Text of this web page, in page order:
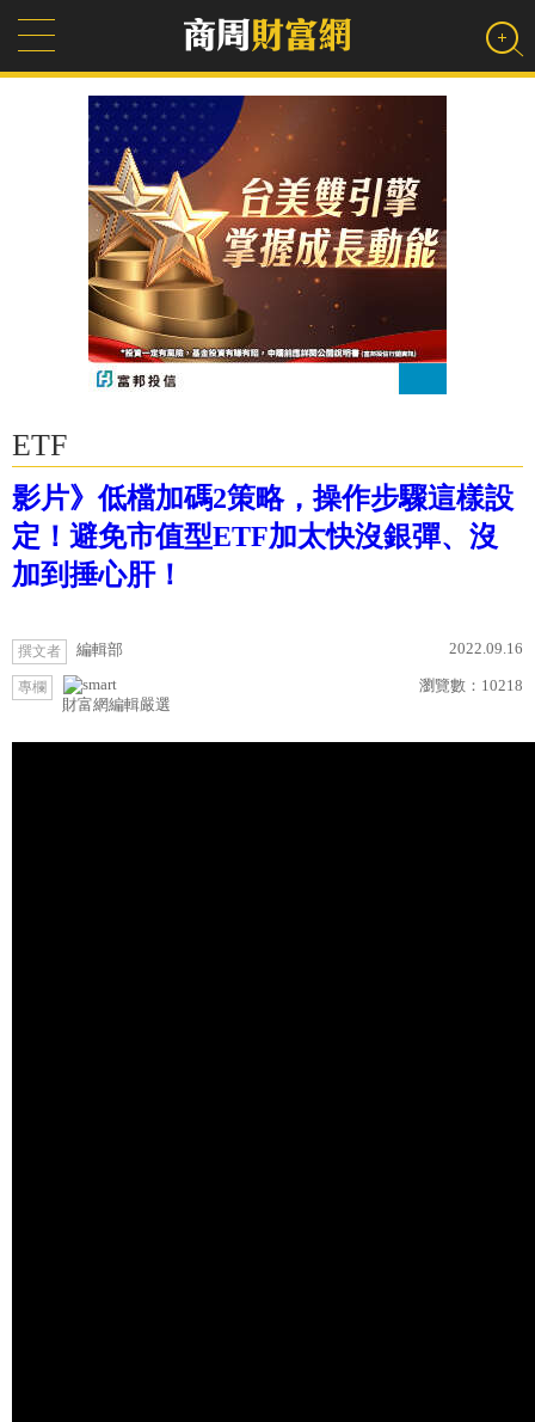
ETF
影片》低檔加碼2策略，操作步驟這樣設
定！避免市值型ETF加太快沒銀彈、沒
加到捶心肝！
撰文者 編輯部 2022.09.16
專欄
財富網編輯嚴選
瀏覽數： 10218